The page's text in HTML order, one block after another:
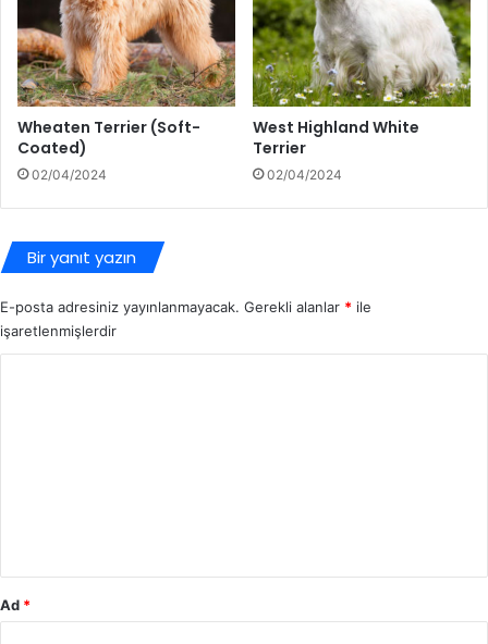
Wheaten Terrier (Soft-
Coated)
02/04/2024
West Highland White
Terrier
02/04/2024
Bir yanıt yazın
E-posta adresiniz yayınlanmayacak. Gerekli alanlar * ile
işaretlenmişlerdir
Ad *